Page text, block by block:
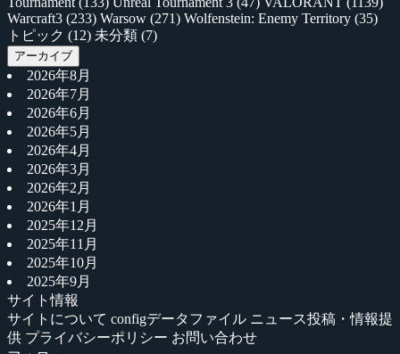
Warcraft3 (233) Warsow (271) Wolfenstein: Enemy Territory (35)
トピック (12) 未分類 (7)
アーカイブ
2026年8月
2026年7月
2026年6月
2026年5月
2026年4月
2026年3月
2026年2月
2026年1月
2025年12月
2025年11月
2025年10月
2025年9月
サイト情報
サイトについて configデータファイル ニュース投稿・情報提
供 プライバシーポリシー お問い合わせ